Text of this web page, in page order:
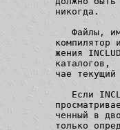
никогда.
Файлы,
компилятор
жения
каталогов,
чае текущий
Если
ченный в
только